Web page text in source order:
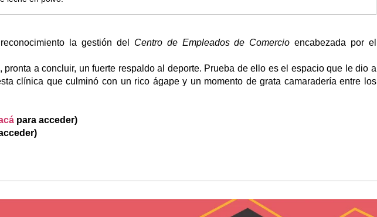
la gestión del Centro de Empleados de Comercioencabezada por el
a concluir, un fuerte respaldo al deporte. Prueba de ello es el espacio que le dio a
clínica que culminó con un rico ágape y un momento de grata camaradería entre los
para acceder)